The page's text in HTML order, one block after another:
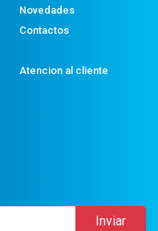
Novedades
Contactos
Atencion al cliente